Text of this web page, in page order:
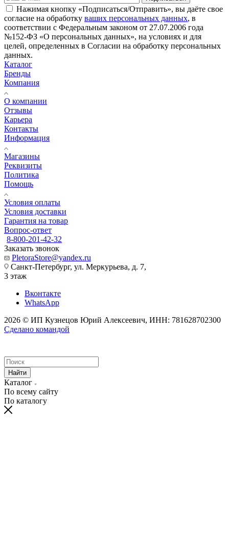
Нажимая кнопку «Подписаться/Отправить», вы даёте свое
согласие на обработку ваших персональных данных, в
соответствии с Федеральным законом от 27.07.2006 года
№152-ФЗ «О персональных данных», на условиях и для
целей, определенных в Согласии на обработку персональных
данных.
Каталог
Бренды
Компания
О компании
Отзывы
Карьера
Контакты
Информация
Магазины
Реквизиты
Политика
Помощь
Условия оплаты
Условия доставки
Гарантия на товар
Вопрос-ответ
8-800-201-42-32
Заказать звонок
PletoraStore@yandex.ru
Санкт-Петербург, ул. Меркурьева, д. 7,
3 этаж
Вконтакте
WhatsApp
2026 © ИП Кузнецов Юрий Алексеевич, ИНН: 781628702300
Сделано командой
Найти
Каталог
По всему сайту
По каталогу